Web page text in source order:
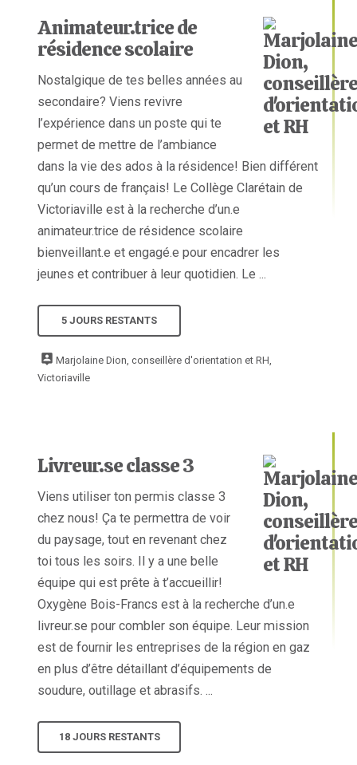
Animateur.trice de
résidence scolaire
Nostalgique de tes belles années au
secondaire? Viens revivre
l’expérience dans un poste qui te
permet de mettre de l’ambiance
dans la vie des ados à la résidence! Bien différent
qu’un cours de français! Le Collège Clarétain de
Victoriaville est à la recherche d’un.e
animateur.trice de résidence scolaire
bienveillant.e et engagé.e pour encadrer les
jeunes et contribuer à leur quotidien. Le ...
5 JOURS RESTANTS
Marjolaine Dion, conseillère d'orientation et RH,
Victoriaville
Livreur.se classe 3
Viens utiliser ton permis classe 3
chez nous! Ça te permettra de voir
du paysage, tout en revenant chez
toi tous les soirs. Il y a une belle
équipe qui est prête à t’accueillir!
Oxygène Bois-Francs est à la recherche d’un.e
livreur.se pour combler son équipe. Leur mission
est de fournir les entreprises de la région en gaz
en plus d’être détaillant d’équipements de
soudure, outillage et abrasifs. ...
18 JOURS RESTANTS